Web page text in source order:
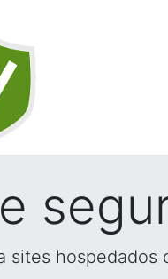
sites hospedados